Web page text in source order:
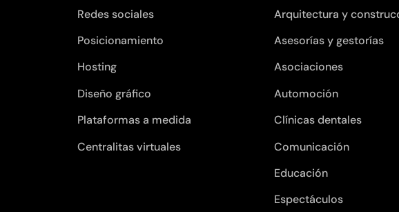
Redes sociales
Posicionamiento
Hosting
Diseño gráfico
Plataformas a medida
Centralitas virtuales
Arquitectura y
Asesorías y gestorías
Asociaciones
Automoción
Clínicas dentales
Comunicación
Educación
Espectáculos